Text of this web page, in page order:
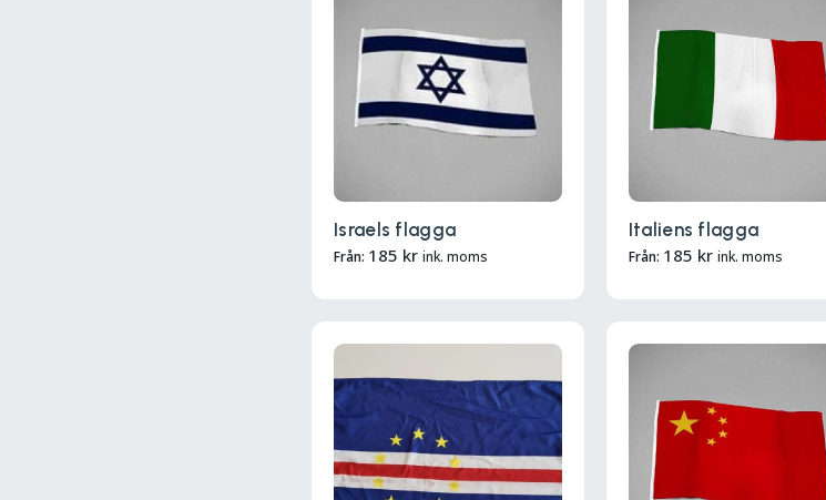
Israels flagga
Från: 185 kr ink. moms
Italiens flagga
Från: 185 kr ink. moms